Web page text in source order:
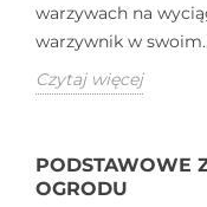
warzywach na
warzywnik w
Czytaj więcej
PODSTAWOWE
OGRODU